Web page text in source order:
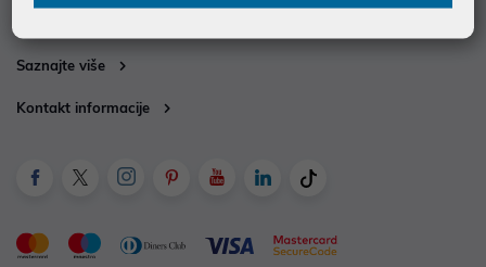
Saznajte više
Kontakt informacije